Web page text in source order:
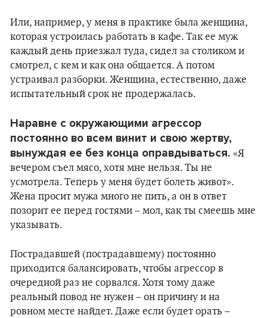
Или, например, у меня в практике была женщина,
которая устроилась работать в кафе. Так ее муж
каждый день приезжал туда, сидел за столиком и
смотрел, с кем и как она общается. А потом
устраивал разборки. Женщина, естественно, даже
испытательный срок не продержалась.
Наравне с окружающими агрессор
постоянно во всем винит и свою жертву,
вынуждая ее без конца оправдываться. «Я
вечером съел мясо, хотя мне нельзя. Ты не
усмотрела. Теперь у меня будет болеть живот».
Жена просит мужа много не пить, а он в ответ
позорит ее перед гостями – мол, как ты смеешь мне
указывать.
Пострадавшей (пострадавшему) постоянно
приходится балансировать, чтобы агрессор в
очередной раз не сорвался. Хотя тому даже
реальный повод не нужен – он причину и на
ровном месте найдет. Даже если будет орать –